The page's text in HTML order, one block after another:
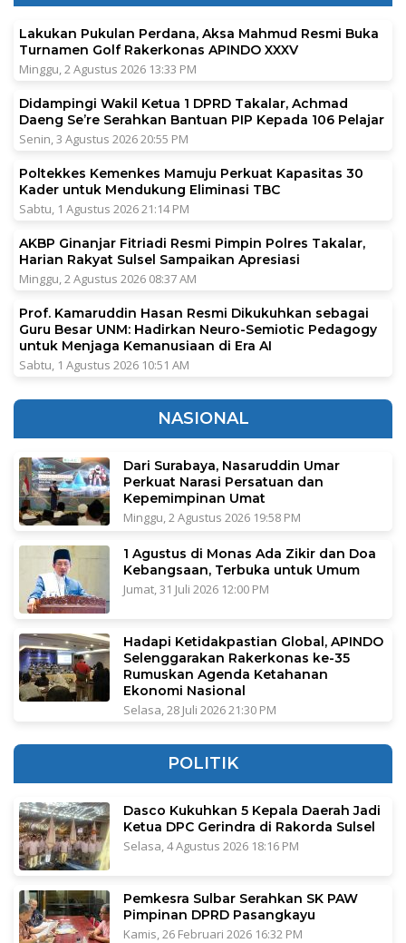
Lakukan Pukulan Perdana, Aksa Mahmud Resmi Buka
Turnamen Golf Rakerkonas APINDO XXXV
Minggu, 2 Agustus 2026 13:33 PM
Didampingi Wakil Ketua 1 DPRD Takalar, Achmad
Daeng Se’re Serahkan Bantuan PIP Kepada 106 Pelajar
Senin, 3 Agustus 2026 20:55 PM
Poltekkes Kemenkes Mamuju Perkuat Kapasitas 30
Kader untuk Mendukung Eliminasi TBC
Sabtu, 1 Agustus 2026 21:14 PM
AKBP Ginanjar Fitriadi Resmi Pimpin Polres Takalar,
Harian Rakyat Sulsel Sampaikan Apresiasi
Minggu, 2 Agustus 2026 08:37 AM
Prof. Kamaruddin Hasan Resmi Dikukuhkan sebagai
Guru Besar UNM: Hadirkan Neuro-Semiotic Pedagogy
untuk Menjaga Kemanusiaan di Era AI
Sabtu, 1 Agustus 2026 10:51 AM
NASIONAL
Dari Surabaya, Nasaruddin Umar
Perkuat Narasi Persatuan dan
Kepemimpinan Umat
Minggu, 2 Agustus 2026 19:58 PM
1 Agustus di Monas Ada Zikir dan Doa
Kebangsaan, Terbuka untuk Umum
Jumat, 31 Juli 2026 12:00 PM
Hadapi Ketidakpastian Global, APINDO
Selenggarakan Rakerkonas ke-35
Rumuskan Agenda Ketahanan
Ekonomi Nasional
Selasa, 28 Juli 2026 21:30 PM
POLITIK
Dasco Kukuhkan 5 Kepala Daerah Jadi
Ketua DPC Gerindra di Rakorda Sulsel
Selasa, 4 Agustus 2026 18:16 PM
Pemkesra Sulbar Serahkan SK PAW
Pimpinan DPRD Pasangkayu
Kamis, 26 Februari 2026 16:32 PM